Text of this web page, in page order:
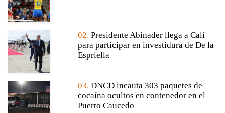
02. Presidente Abinader llega a Cali
para participar en investidura de De la
Espriella
03. DNCD incauta 303 paquetes de
cocaína ocultos en contenedor en el
Puerto Caucedo